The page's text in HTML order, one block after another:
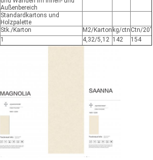
Außenbereich
Standardkartons und
Holzpalette
Stk./Karton M2/Karton kg/ctn Ctn/20'
1 4,32/5,12 142 154